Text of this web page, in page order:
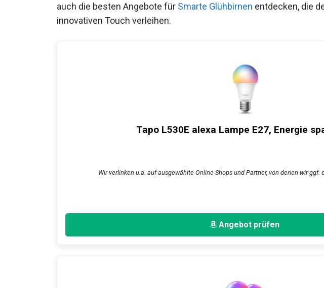
auch die besten Angebote für Smarte Glühbirnen entdecken, die
innovativen Touch verleihen.
Tapo L530E alexa Lampe E27, Energie
Wir verlinken u.a. auf ausgewählte Online-Shops und Partner, von denen wir ggf.
Angebot prüfen